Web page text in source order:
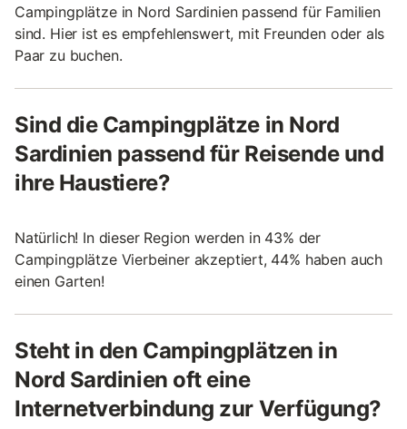
Campingplätze in Nord Sardinien passend für Familien
sind. Hier ist es empfehlenswert, mit Freunden oder als
Paar zu buchen.
Sind die Campingplätze in Nord
Sardinien passend für Reisende und
ihre Haustiere?
Natürlich! In dieser Region werden in 43% der
Campingplätze Vierbeiner akzeptiert, 44% haben auch
einen Garten!
Steht in den Campingplätzen in
Nord Sardinien oft eine
Internetverbindung zur Verfügung?